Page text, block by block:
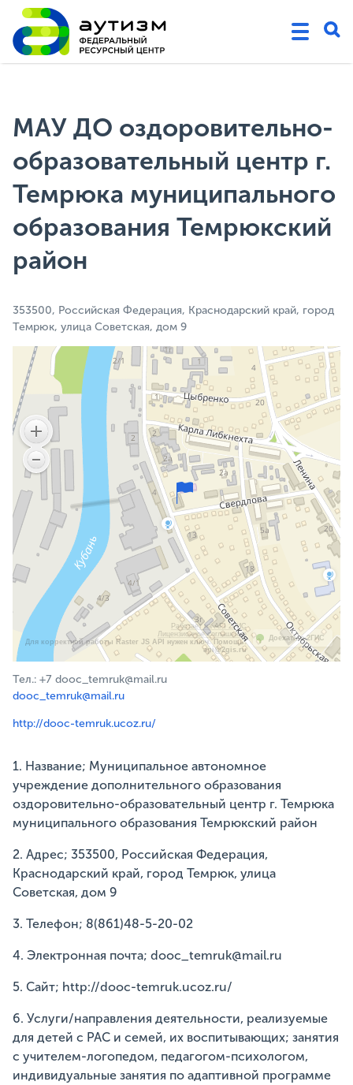
МАУ ДО оздоровительно-
образовательный центр г.
Темрюка муниципального
образования Темрюкский
район
353500, Российская Федерация, Краснодарский край, город
Темрюк, улица Советская, дом 9
Работает на API 2ГИС
Лицензионное соглашение
Для корректной работы Raster JS API нужен ключ. Помощь:
api@2gis.ru
Доехать с 2ГИС
Тел.: +7 dooc_temruk@mail.ru
dooc_temruk@mail.ru
http://dooc-temruk.ucoz.ru/
1. Название; Муниципальное автономное
учреждение дополнительного образования
оздоровительно-образовательный центр г. Темрюка
муниципального образования Темрюкский район
2. Адрес; 353500, Российская Федерация,
Краснодарский край, город Темрюк, улица
Советская, дом 9
3. Телефон; 8(861)48-5-20-02
4. Электронная почта; dooc_temruk@mail.ru
5. Сайт; http://dooc-temruk.ucoz.ru/
6. Услуги/направления деятельности, реализуемые
для детей с РАС и семей, их воспитывающих; занятия
с учителем-логопедом, педагогом-психологом,
индивидуальные занятия по адаптивной программе